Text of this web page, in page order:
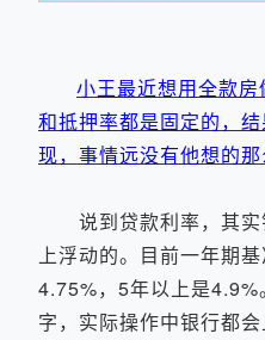
小王最近想用全款房
和抵押率都是固定的，
现，事情远没有他想的
说到贷款利率，其实
上浮动的。目前一年期
4.75%，5年以上是
字，实际操作中银行都